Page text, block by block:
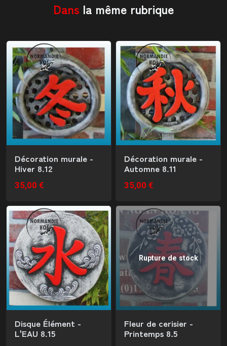
Dans la même rubrique
Décoration murale -
Hiver 8.12
35,00 €
Décoration murale -
Automne 8.11
35,00 €
Disque Élément -
L'EAU 8.15
Rupture de stock
Fleur de cerisier -
Printemps 8.5